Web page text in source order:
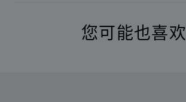
您可能也喜欢